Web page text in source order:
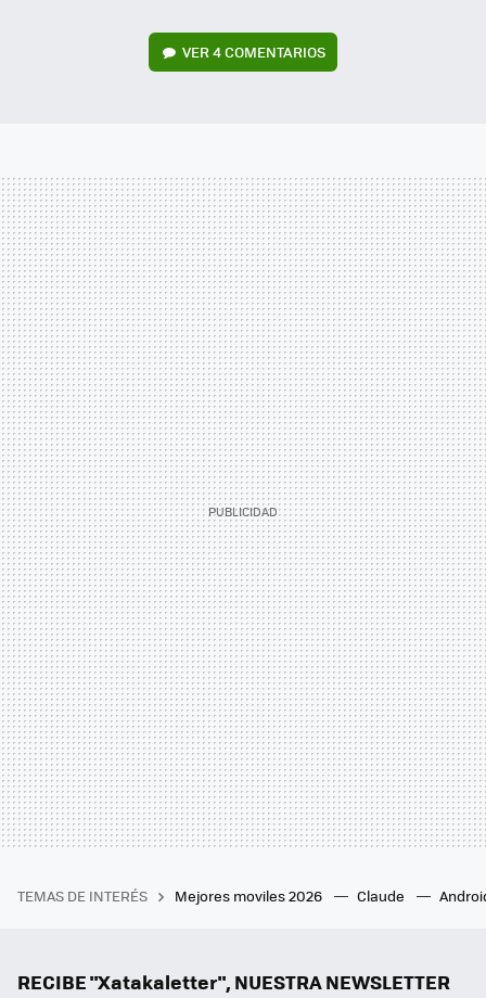
VER4 COMENTARIOS
TEMAS DE INTERÉS Mejores moviles 2026 Claude
RECIBE "Xatakaletter", NUESTRA NEWSLETTER